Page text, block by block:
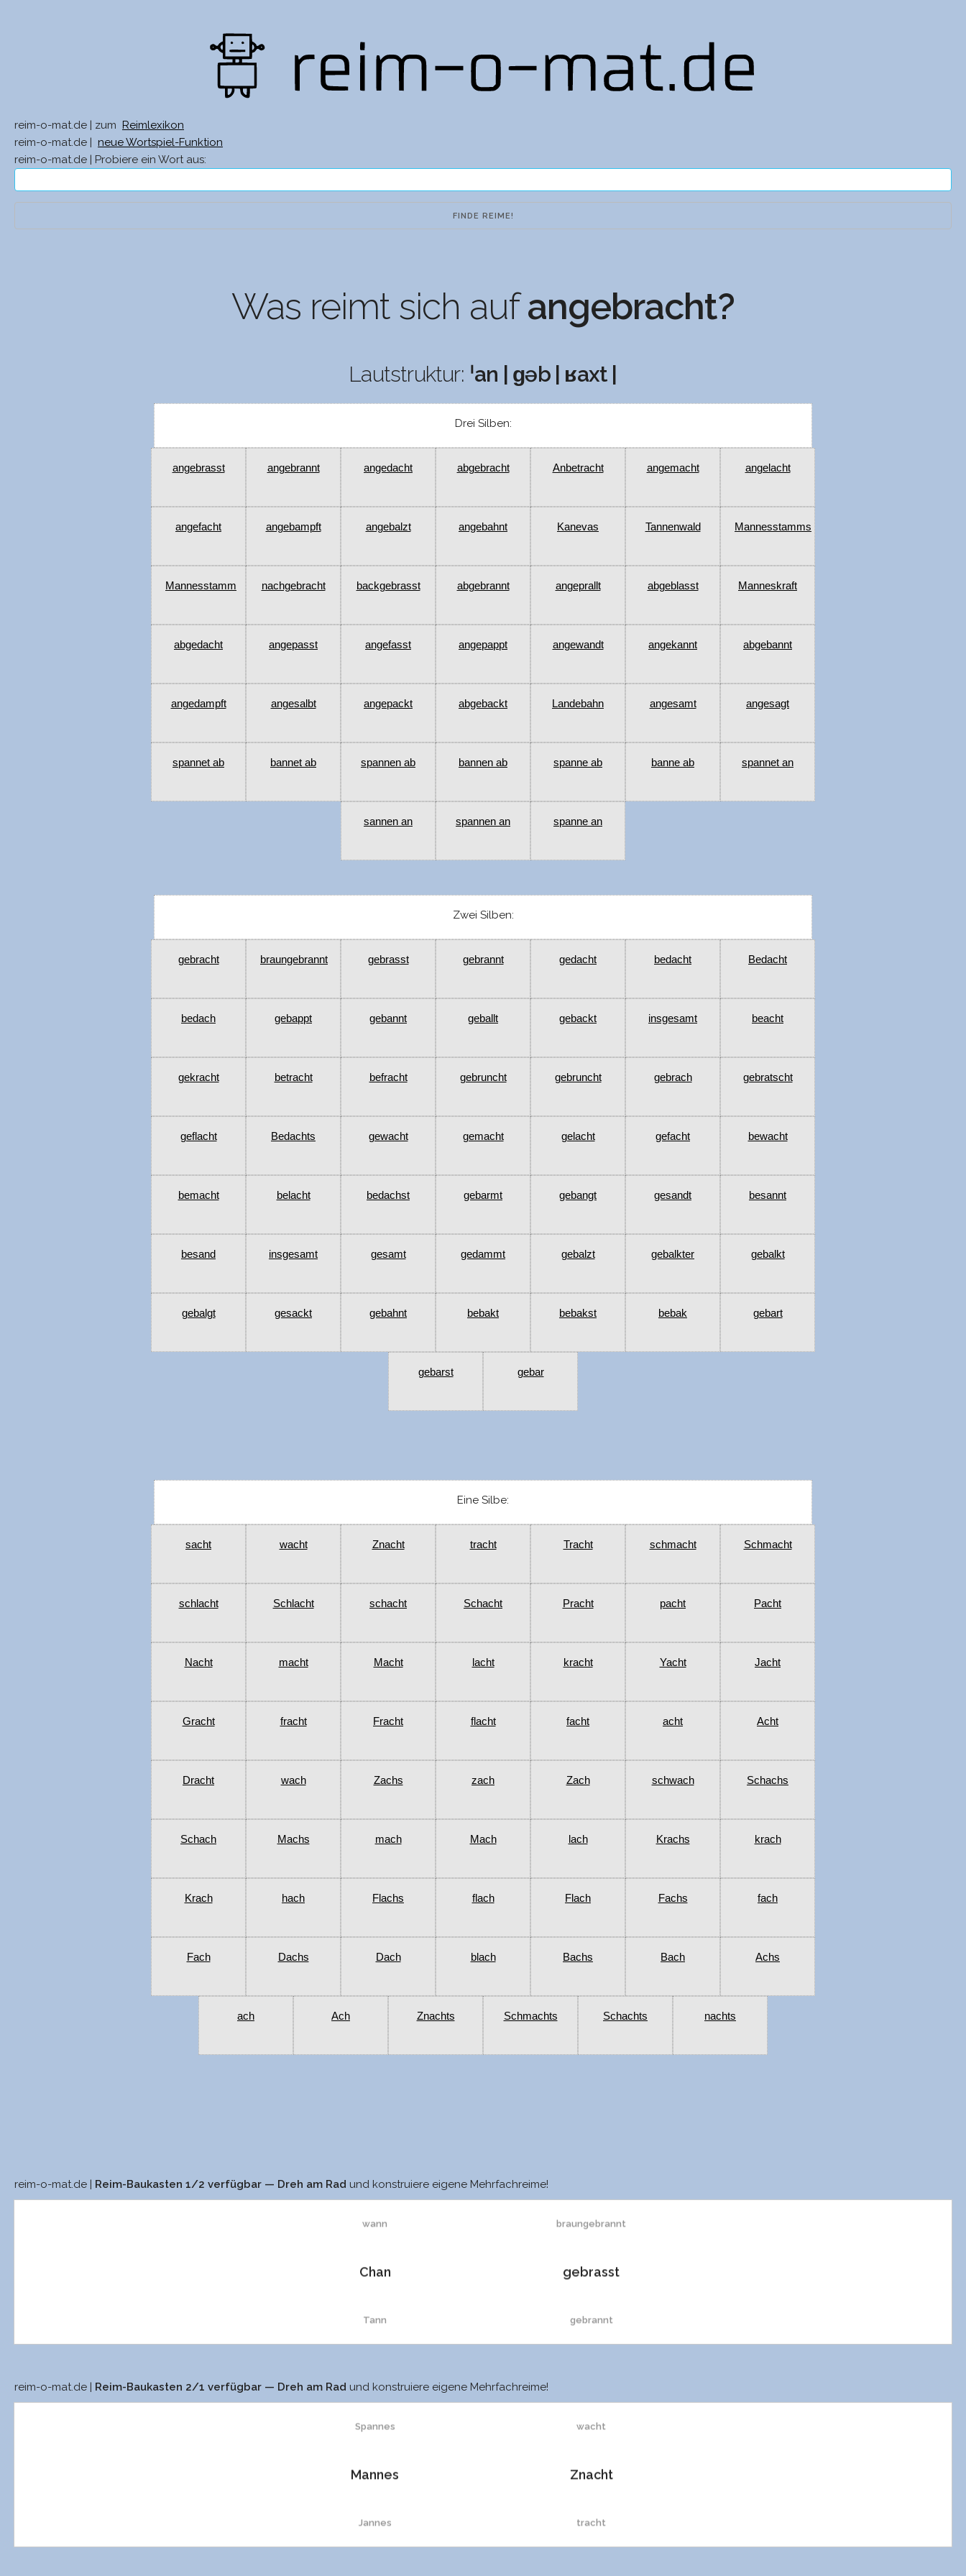
reim-o-mat.de | zum
Reimlexikon
reim-o-mat.de |
neue Wortspiel-Funktion
reim-o-mat.de | Probiere ein Wort aus:
Was reimt sich aufangebracht?
Lautstruktur: ˈan | ɡəb | ʁaxt |
Drei Silben:
angebrasst angebrannt angedacht abgebracht Anbetracht angemacht angelacht
angefacht angebampft angebalzt angebahnt Kanevas Tannenwald Mannesstamms
Mannesstamm nachgebracht backgebrasst abgebrannt angeprallt abgeblasst Manneskraft
abgedacht angepasst angefasst angepappt angewandt angekannt abgebannt
angedampft angesalbt angepackt abgebackt Landebahn angesamt angesagt
spannet ab bannet ab spannen ab bannen ab spanne ab banne ab spannet an
sannen an spannen an spanne an
Zwei Silben:
gebracht braungebrannt gebrasst gebrannt gedacht bedacht Bedacht
bedach gebappt gebannt geballt gebackt insgesamt beacht
gekracht betracht befracht gebruncht gebruncht gebrach gebratscht
geflacht Bedachts gewacht gemacht gelacht gefacht bewacht
bemacht belacht bedachst gebarmt gebangt gesandt besannt
besand insgesamt gesamt gedammt gebalzt gebalkter gebalkt
gebalgt gesackt gebahnt bebakt bebakst bebak gebart
gebarst gebar
Eine Silbe:
sacht wacht Znacht tracht Tracht schmacht Schmacht
schlacht Schlacht schacht Schacht Pracht pacht Pacht
Nacht macht Macht lacht kracht Yacht Jacht
Gracht fracht Fracht flacht facht acht Acht
Dracht wach Zachs zach Zach schwach Schachs
Schach Machs mach Mach lach Krachs krach
Krach hach Flachs flach Flach Fachs fach
Fach Dachs Dach blach Bachs Bach Achs
ach Ach Znachts Schmachts Schachts nachts
reim-o-mat.de | Reim-Baukasten 1/2 verfügbar — Dreh am Rad und konstruiere eigene Mehrfachreime!
wann
Chan
Tann
braungebrannt
gebrasst
gebrannt
reim-o-mat.de | Reim-Baukasten 2/1 verfügbar — Dreh am Rad und konstruiere eigene Mehrfachreime!
Spannes
Mannes
Jannes
wacht
Znacht
tracht